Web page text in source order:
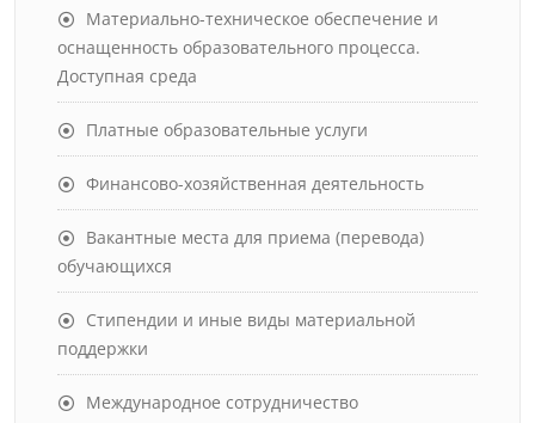
Материально-техническое обеспечение и
оснащенность образовательного процесса.
Доступная среда
Платные образовательные услуги
Финансово-хозяйственная деятельность
Вакантные места для приема (перевода)
обучающихся
Стипендии и иные виды материальной
поддержки
Международное сотрудничество